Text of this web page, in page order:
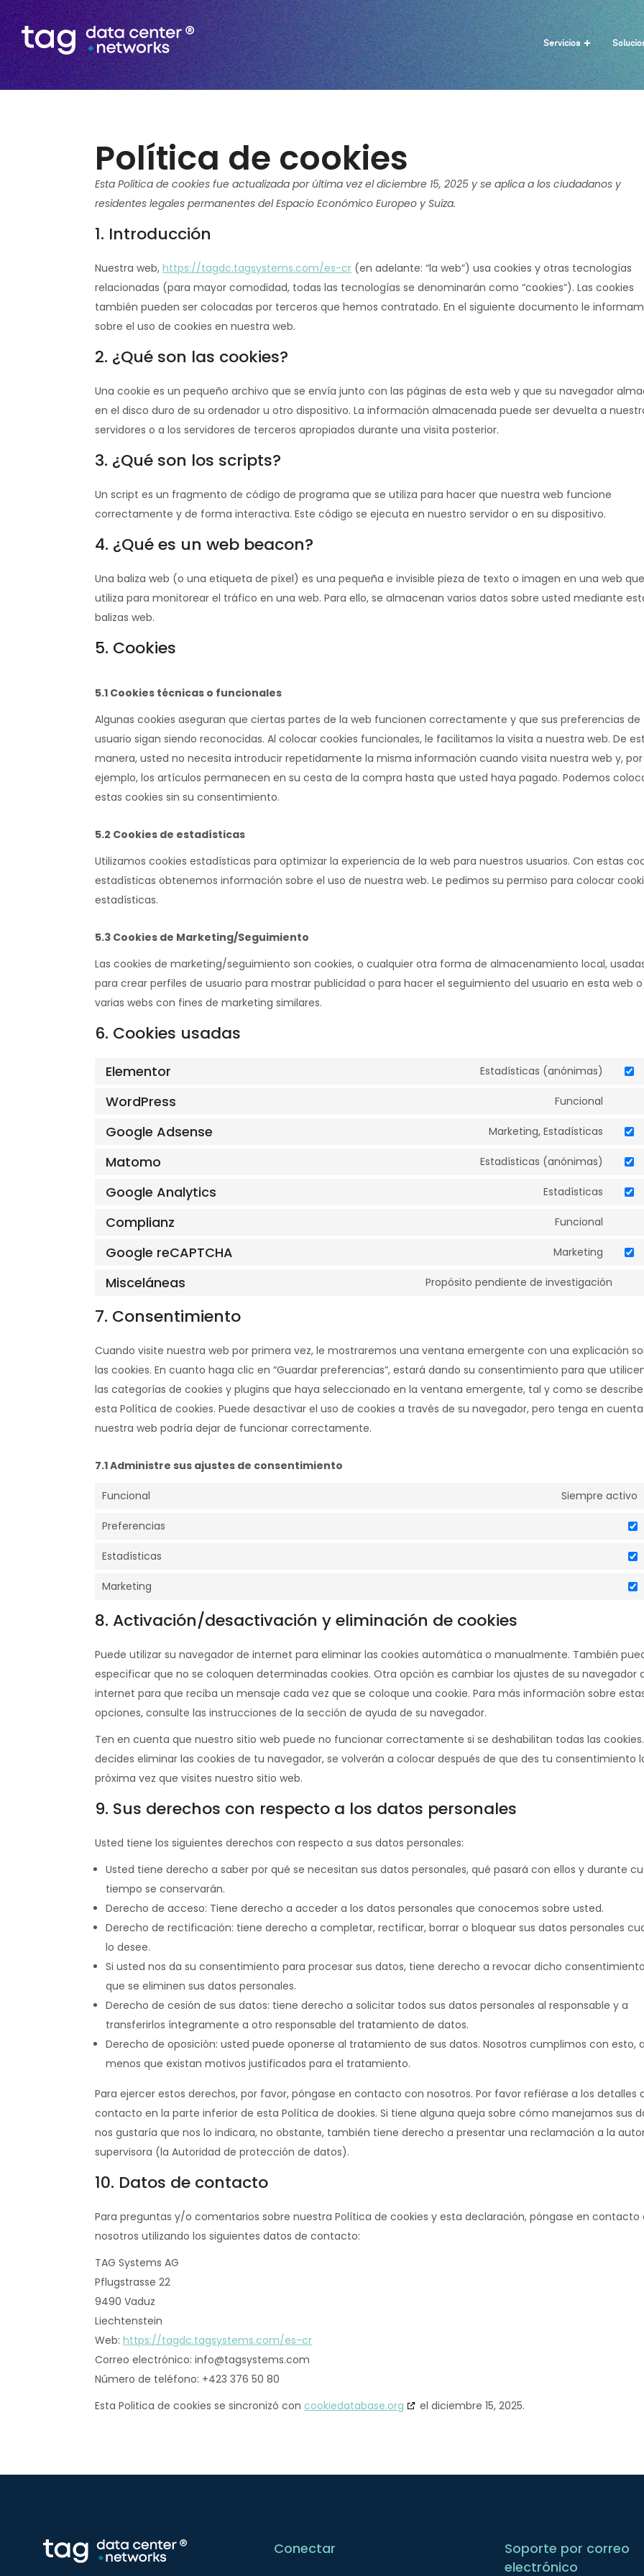
Servicios
Política de cookies
Esta Política de cookies fue actualizada por última vez el diciembre 15, 2025 y se aplica a los ciudadanos y
residentes legales permanentes del Espacio Económico Europeo y Suiza.
1. Introducción
Nuestra web, https://tagdc.tagsystems.com/es-cr (en adelante: “la web”) usa cookies y otras tecnologías
relacionadas (para mayor comodidad, todas las tecnologías se denominarán como “cookies”). Las cookies
también pueden ser colocadas por terceros que hemos contratado. En el siguiente documento le
sobre el uso de cookies en nuestra web.
2. ¿Qué son las cookies?
Una cookie es un pequeño archivo que se envía junto con las páginas de esta web y que su navegador
en el disco duro de su ordenador u otro dispositivo. La información almacenada puede ser devuelta a
servidores o a los servidores de terceros apropiados durante una visita posterior.
3. ¿Qué son los scripts?
Un script es un fragmento de código de programa que se utiliza para hacer que nuestra web funcione
correctamente y de forma interactiva. Este código se ejecuta en nuestro servidor o en su dispositivo.
4. ¿Qué es un web beacon?
Una baliza web (o una etiqueta de píxel) es una pequeña e invisible pieza de texto o imagen en una web
utiliza para monitorear el tráfico en una web. Para ello, se almacenan varios datos sobre usted mediante
balizas web.
5. Cookies
5.1 Cookies técnicas o funcionales
Algunas cookies aseguran que ciertas partes de la web funcionen correctamente y que sus preferencias de
usuario sigan siendo reconocidas. Al colocar cookies funcionales, le facilitamos la visita a nuestra web. De
manera, usted no necesita introducir repetidamente la misma información cuando visita nuestra web y, por
ejemplo, los artículos permanecen en su cesta de la compra hasta que usted haya pagado. Podemos
estas cookies sin su consentimiento.
5.2 Cookies de estadísticas
Utilizamos cookies estadísticas para optimizar la experiencia de la web para nuestros usuarios. Con estas
estadísticas obtenemos información sobre el uso de nuestra web. Le pedimos su permiso para colocar
estadísticas.
5.3 Cookies de Marketing/Seguimiento
Las cookies de marketing/seguimiento son cookies, o cualquier otra forma de almacenamiento local,
para crear perfiles de usuario para mostrar publicidad o para hacer el seguimiento del usuario en esta web
varias webs con fines de marketing similares.
6. Cookies usadas
Elementor Estadísticas (anónimas)
WordPress Funcional
Google Adsense Marketing, Estadísticas
Matomo Estadísticas (anónimas)
Google Analytics Estadísticas
Complianz Funcional
Google reCAPTCHA Marketing
Misceláneas Propósito pendiente de investigación
7. Consentimiento
Cuando visite nuestra web por primera vez, le mostraremos una ventana emergente con una explicación
las cookies. En cuanto haga clic en “Guardar preferencias”, estará dando su consentimiento para que
las categorías de cookies y plugins que haya seleccionado en la ventana emergente, tal y como se
esta Política de cookies. Puede desactivar el uso de cookies a través de su navegador, pero tenga en
nuestra web podría dejar de funcionar correctamente.
7.1 Administre sus ajustes de consentimiento
Funcional Siempre activo
Preferencias
Estadísticas
Marketing
8. Activación/desactivación y eliminación de cookies
Puede utilizar su navegador de internet para eliminar las cookies automática o manualmente. También
especificar que no se coloquen determinadas cookies. Otra opción es cambiar los ajustes de su navegador
internet para que reciba un mensaje cada vez que se coloque una cookie. Para más información sobre
opciones, consulte las instrucciones de la sección de ayuda de su navegador.
Ten en cuenta que nuestro sitio web puede no funcionar correctamente si se deshabilitan todas las cookies.
decides eliminar las cookies de tu navegador, se volverán a colocar después de que des tu consentimiento
próxima vez que visites nuestro sitio web.
9. Sus derechos con respecto a los datos personales
Usted tiene los siguientes derechos con respecto a sus datos personales:
Usted tiene derecho a saber por qué se necesitan sus datos personales, qué pasará con ellos y durante
tiempo se conservarán.
Derecho de acceso: Tiene derecho a acceder a los datos personales que conocemos sobre usted.
Derecho de rectificación: tiene derecho a completar, rectificar, borrar o bloquear sus datos personales
lo desee.
Si usted nos da su consentimiento para procesar sus datos, tiene derecho a revocar dicho
que se eliminen sus datos personales.
Derecho de cesión de sus datos: tiene derecho a solicitar todos sus datos personales al responsable y a
transferirlos íntegramente a otro responsable del tratamiento de datos.
Derecho de oposición: usted puede oponerse al tratamiento de sus datos. Nosotros cumplimos con esto,
menos que existan motivos justificados para el tratamiento.
Para ejercer estos derechos, por favor, póngase en contacto con nosotros. Por favor refiérase a los detalles
contacto en la parte inferior de esta Política de dookies. Si tiene alguna queja sobre cómo manejamos sus
nos gustaría que nos lo indicara, no obstante, también tiene derecho a presentar una reclamación a la
supervisora (la Autoridad de protección de datos).
10. Datos de contacto
Para preguntas y/o comentarios sobre nuestra Política de cookies y esta declaración, póngase en contacto
nosotros utilizando los siguientes datos de contacto:
TAG Systems AG
Pflugstrasse 22
9490 Vaduz
Liechtenstein
Web: https://tagdc.tagsystems.com/es-cr
Correo electrónico: info@tagsystems.com
Número de teléfono: +423 376 50 80
Esta Politica de cookies se sincronizó con cookiedatabase.org el diciembre 15, 2025.
Conectar
Soporte por correo
electrónico